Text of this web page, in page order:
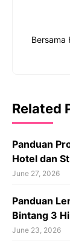
Bersama
Related
Panduan
Hotel dan
June 27, 2026
Panduan
Bintang 3
June 23, 2026